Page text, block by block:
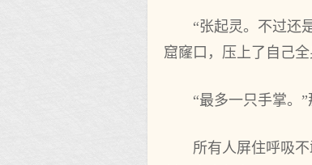
“张起灵。不过还
窟窿口，压上了自己
“最多一只手掌。
所有人屏住呼吸